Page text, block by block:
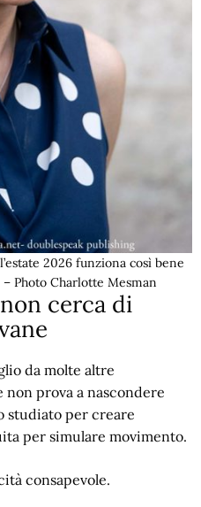
2026 funziona così bene
Photo Charlotte Mesman
cerca di
da molte altre
prova a nascondere
studiato per creare
per simulare movimento.
consapevole.